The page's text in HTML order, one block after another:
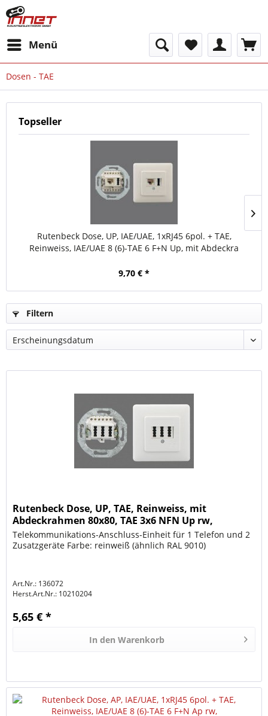
Menü
Dosen - TAE
Topseller
Rutenbeck Dose, UP, IAE/UAE, 1xRJ45 6pol. + TAE,
Reinweiss, IAE/UAE 8 (6)-TAE 6 F+N Up, mit Abdeckra
9,70 € *
Filtern
Rutenbeck Dose, UP, TAE, Reinweiss, mit
Abdeckrahmen 80x80, TAE 3x6 NFN Up rw,
Telekommunikations-Anschluss-Einheit für 1 Telefon und 2
Zusatzgeräte Farbe: reinweiß (ähnlich RAL 9010)
Art.Nr.: 136072
Herst.Art.Nr.: 10210204
5,65 € *
In den Warenkorb